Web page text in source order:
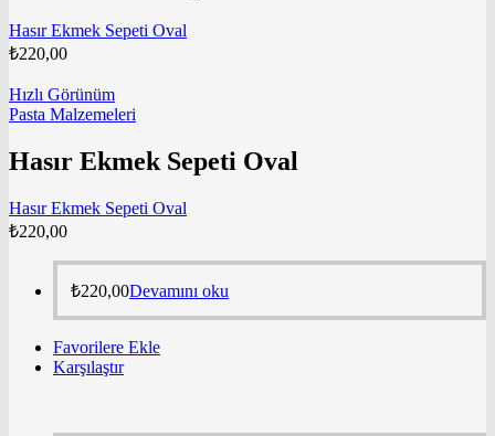
Hasır Ekmek Sepeti Oval
₺220,00
Hızlı Görünüm
Pasta Malzemeleri
Hasır Ekmek Sepeti Oval
Hasır Ekmek Sepeti Oval
₺220,00
₺220,00Devamını oku
Favorilere Ekle
Karşılaştır